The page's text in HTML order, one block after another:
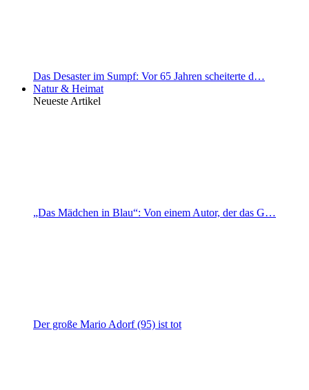
Das Desaster im Sumpf: Vor 65 Jahren scheiterte d…
Natur & Heimat
Neueste Artikel
„Das Mädchen in Blau“: Von einem Autor, der das G…
Der große Mario Adorf (95) ist tot